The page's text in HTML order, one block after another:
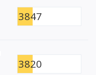
3847
3820